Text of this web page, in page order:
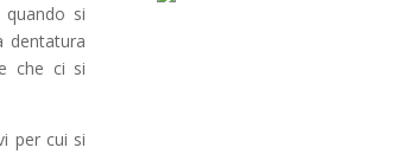
si
dentatura
che ci si
per cui si